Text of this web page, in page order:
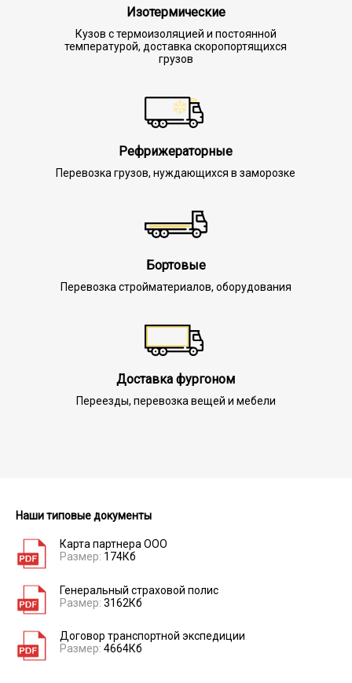
Изотермические
Кузов с термоизоляцией и постоянной
температурой, доставка скоропортящихся
грузов
Рефрижераторные
Перевозка грузов, нуждающихся в заморозке
Бортовые
Перевозка стройматериалов, оборудования
Доставка фургоном
Переезды, перевозка вещей и мебели
Наши типовые документы
Карта партнера ООО
Размер: 174Кб
Генеральный страховой полис
Размер: 3162Кб
Договор транспортной экспедиции
Размер: 4664Кб